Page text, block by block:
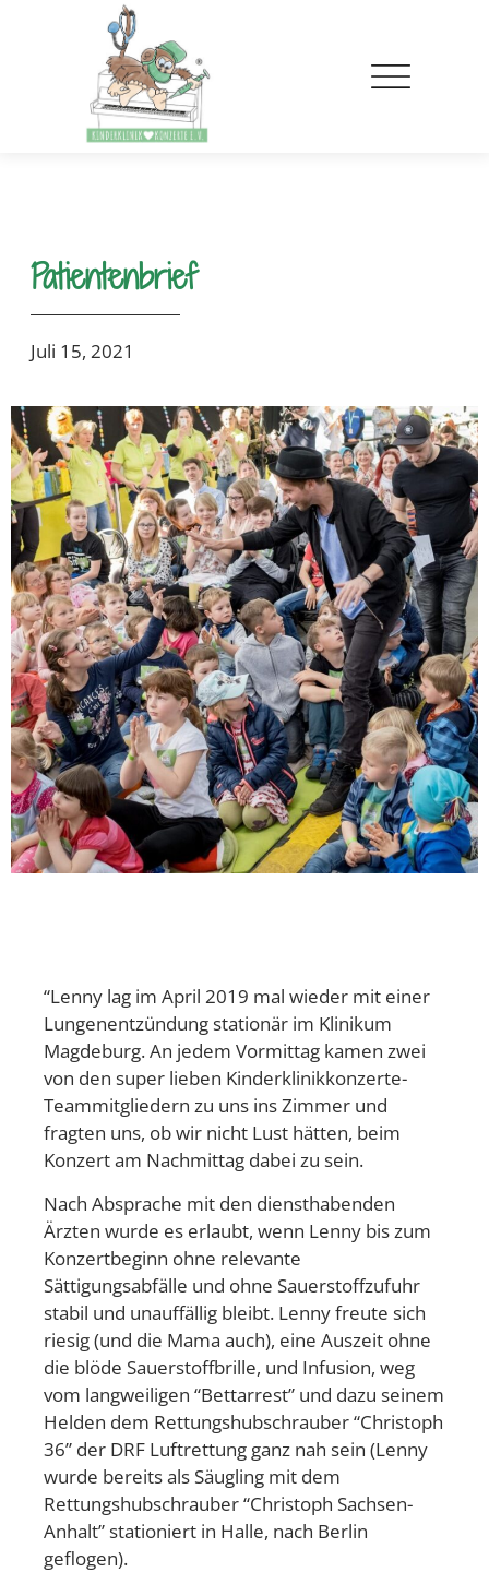
Patientenbrief
Juli 15, 2021
“Lenny lag im April 2019 mal wieder mit einer
Lungenentzündung stationär im Klinikum
Magdeburg. An jedem Vormittag kamen zwei
von den super lieben Kinderklinikkonzerte-
Teammitgliedern zu uns ins Zimmer und
fragten uns, ob wir nicht Lust hätten, beim
Konzert am Nachmittag dabei zu sein.
Nach Absprache mit den diensthabenden
Ärzten wurde es erlaubt, wenn Lenny bis zum
Konzertbeginn ohne relevante
Sättigungsabfälle und ohne Sauerstoffzufuhr
stabil und unauffällig bleibt. Lenny freute sich
riesig (und die Mama auch), eine Auszeit ohne
die blöde Sauerstoffbrille, und Infusion, weg
vom langweiligen “Bettarrest” und dazu seinem
Helden dem Rettungshubschrauber “Christoph
36” der DRF Luftrettung ganz nah sein (Lenny
wurde bereits als Säugling mit dem
Rettungshubschrauber “Christoph Sachsen-
Anhalt” stationiert in Halle, nach Berlin
geflogen).